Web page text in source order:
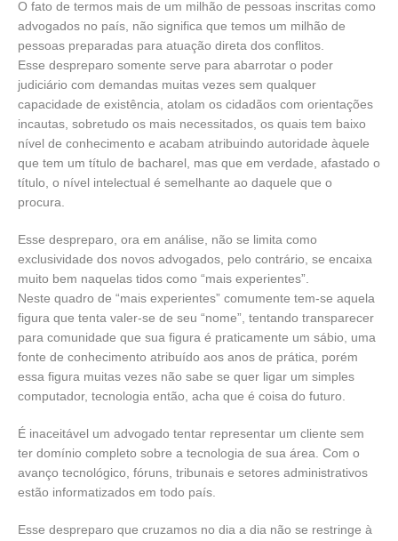
O fato de termos mais de um milhão de pessoas inscritas como
advogados no país, não significa que temos um milhão de
pessoas preparadas para atuação direta dos conflitos.
Esse despreparo somente serve para abarrotar o poder
judiciário com demandas muitas vezes sem qualquer
capacidade de existência, atolam os cidadãos com orientações
incautas, sobretudo os mais necessitados, os quais tem baixo
nível de conhecimento e acabam atribuindo autoridade àquele
que tem um título de bacharel, mas que em verdade, afastado o
título, o nível intelectual é semelhante ao daquele que o
procura.
Esse despreparo, ora em análise, não se limita como
exclusividade dos novos advogados, pelo contrário, se encaixa
muito bem naquelas tidos como “mais experientes”.
Neste quadro de “mais experientes” comumente tem-se aquela
figura que tenta valer-se de seu “nome”, tentando transparecer
para comunidade que sua figura é praticamente um sábio, uma
fonte de conhecimento atribuído aos anos de prática, porém
essa figura muitas vezes não sabe se quer ligar um simples
computador, tecnologia então, acha que é coisa do futuro.
É inaceitável um advogado tentar representar um cliente sem
ter domínio completo sobre a tecnologia de sua área. Com o
avanço tecnológico, fóruns, tribunais e setores administrativos
estão informatizados em todo país.
Esse despreparo que cruzamos no dia a dia não se restringe à